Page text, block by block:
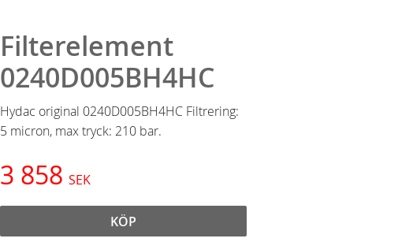
Filterelement
0240D005BH4HC
Hydac original 0240D005BH4HC Filtrering:
5 micron, max tryck: 210 bar.
3 858 SEK
KÖP